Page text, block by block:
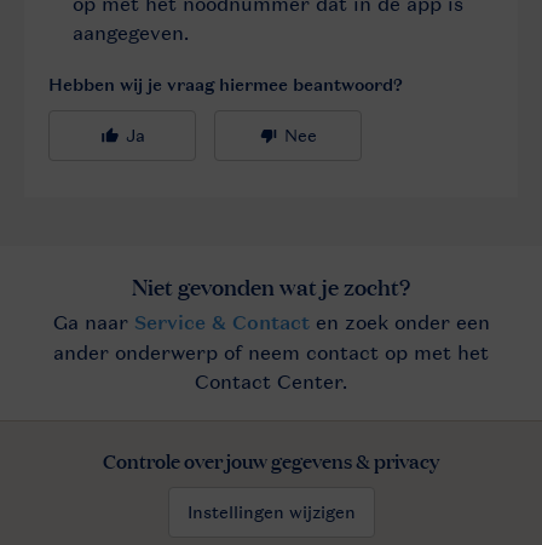
Controle over jouw gegevens & privacy
Instellingen wijzigen